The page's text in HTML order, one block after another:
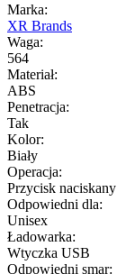
Marka:
XR Brands
Waga:
564
Materiał:
ABS
Penetracja:
Tak
Kolor:
Biały
Operacja:
Przycisk naciskany
Odpowiedni dla:
Unisex
Ładowarka:
Wtyczka USB
Odpowiedni smar: